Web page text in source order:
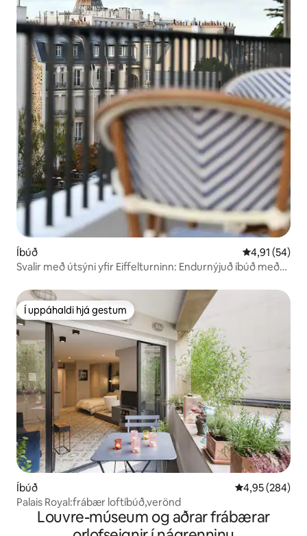
Íbúð 4,91 af 5 í
4,91 (54)
Svalir með útsýni yfir Eiffelturninn: Endurnýjuð íbúð með
Í uppáhaldi hjá gestum
Í uppáhaldi hjá gestum
Íbúð 4,95 af 5 í
4,95 (284)
Palais Royal:frábær loftíbúð,verönd
Louvre-múseum og aðrar frábærar